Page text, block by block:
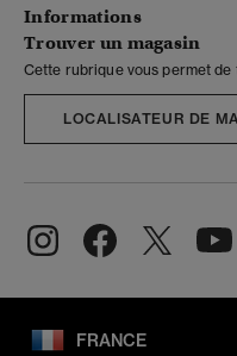
Informations
Trouver un magasin
Cette rubrique vous permet
LOCALISATEUR DE
FRANCE